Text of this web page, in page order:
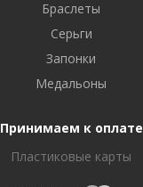
Браслеты
Серьги
Запонки
Медальоны
Принимаем к оплате
Пластиковые карты